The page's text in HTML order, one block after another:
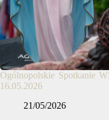
Ogólnopolskie Spotkanie
16.05.2026
21/05/2026